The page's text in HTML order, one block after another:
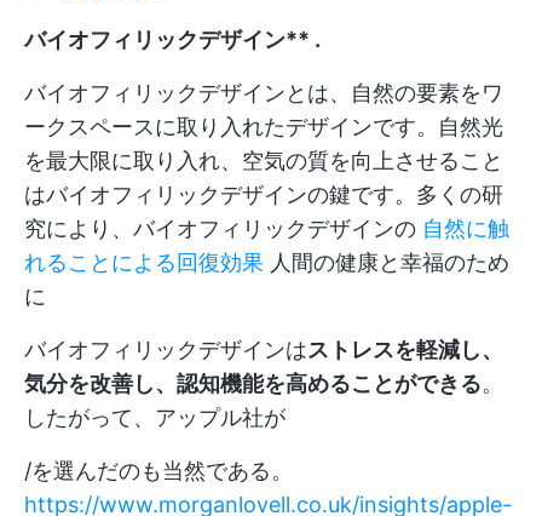
バイオフィリックデザイン** .
バイオフィリックデザインとは、自然の要素をワ
ークスペースに取り入れたデザインです。自然光
を最大限に取り入れ、空気の質を向上させること
はバイオフィリックデザインの鍵です。多くの研
究により、バイオフィリックデザインの 自然に触
れることによる回復効果 人間の健康と幸福のため
に
バイオフィリックデザインはストレスを軽減し、
気分を改善し、認知機能を高めることができる。
したがって、アップル社が
/を選んだのも当然である。
https://www.morganlovell.co.uk/insights/apple-